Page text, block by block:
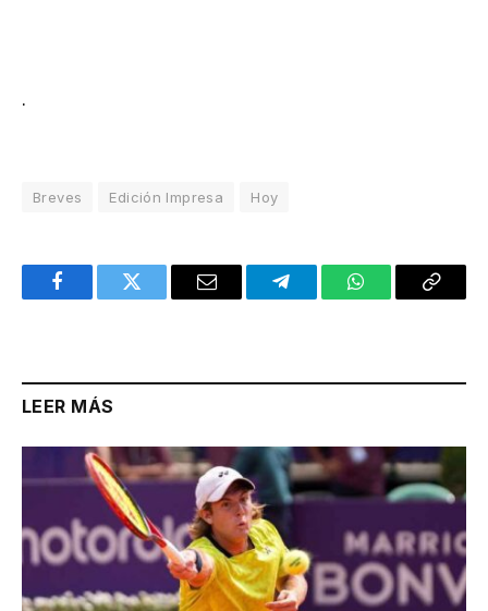
.
Breves Edición Impresa Hoy
FacebookTwitter Email TelegramWhatsAppCopy
LEER MÁS